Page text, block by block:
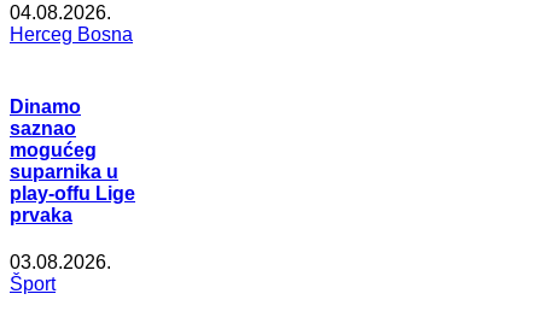
04.08.2026.
Herceg Bosna
Dinamo
saznao
mogućeg
suparnika u
play-offu Lige
prvaka
03.08.2026.
Šport